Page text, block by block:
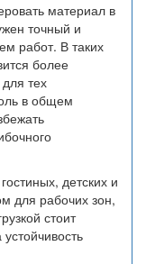
материал в
точный и
работ. В таких
более
тех
в общем
детских и
для рабочих зон,
стоит